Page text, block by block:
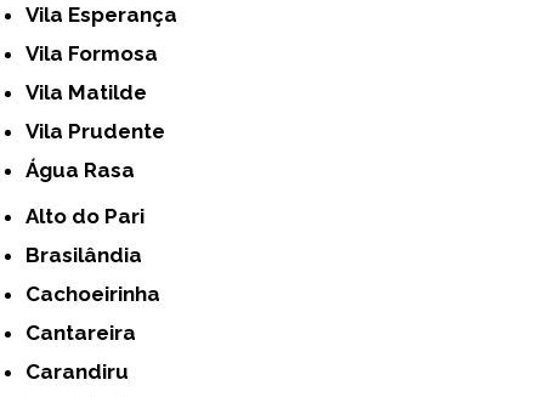
Vila Esperança
Vila Formosa
Vila Matilde
Vila Prudente
Água Rasa
Alto do Pari
Brasilândia
Cachoeirinha
Cantareira
Carandiru